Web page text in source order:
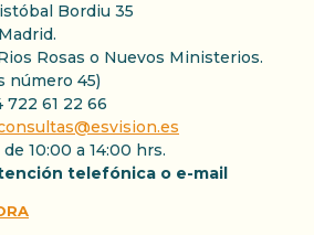
Bordiu 35
Rosas o Nuevos Ministerios.
número 45)
722 61 22 66
10:00 a 14:00 hrs.
telefónica o e-mail